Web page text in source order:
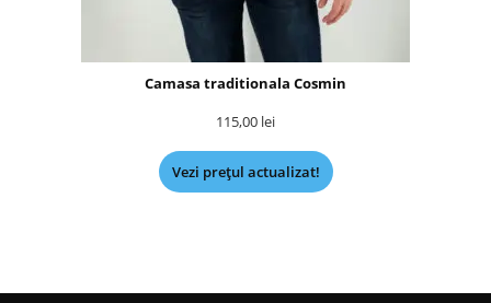
Camasa traditionala Cosmin
115,00 lei
Vezi prețul actualizat!